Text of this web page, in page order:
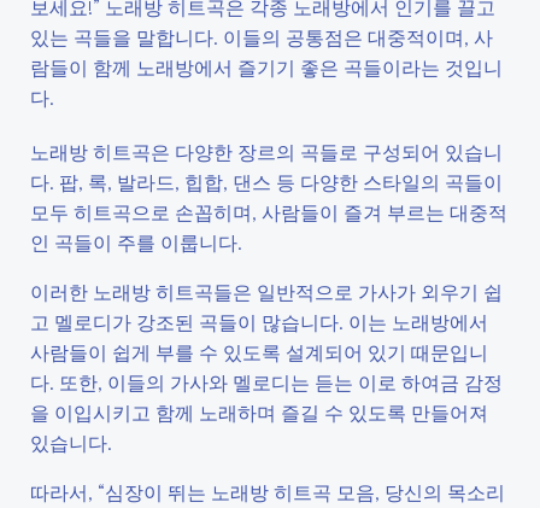
보세요!” 노래방 히트곡은 각종 노래방에서 인기를 끌고
있는 곡들을 말합니다. 이들의 공통점은 대중적이며, 사
람들이 함께 노래방에서 즐기기 좋은 곡들이라는 것입니
다.
노래방 히트곡은 다양한 장르의 곡들로 구성되어 있습니
다. 팝, 록, 발라드, 힙합, 댄스 등 다양한 스타일의 곡들이
모두 히트곡으로 손꼽히며, 사람들이 즐겨 부르는 대중적
인 곡들이 주를 이룹니다.
이러한 노래방 히트곡들은 일반적으로 가사가 외우기 쉽
고 멜로디가 강조된 곡들이 많습니다. 이는 노래방에서
사람들이 쉽게 부를 수 있도록 설계되어 있기 때문입니
다. 또한, 이들의 가사와 멜로디는 듣는 이로 하여금 감정
을 이입시키고 함께 노래하며 즐길 수 있도록 만들어져
있습니다.
따라서, “심장이 뛰는 노래방 히트곡 모음, 당신의 목소리